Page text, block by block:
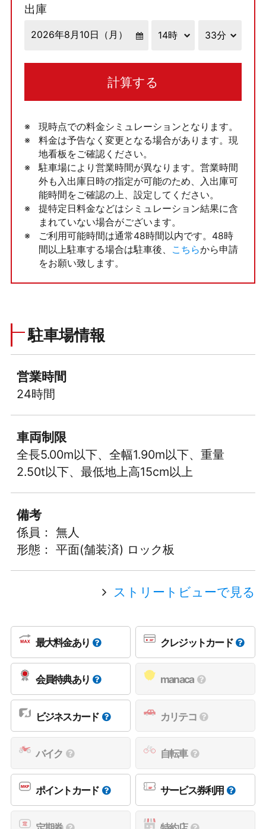
出庫
計算する
現時点での料金シミュレーションとなります。
料金は予告なく変更となる場合があります。現
地看板をご確認ください。
駐車場により営業時間が異なります。営業時間
外も入出庫日時の指定が可能のため、入出庫可
能時間をご確認の上、設定してください。
提特定日料金などはシミュレーション結果に含
まれていない場合がございます。
ご利用可能時間は通常48時間以内です。48時
間以上駐車する場合は駐車後、
こちらから申請
をお願い致します。
駐車場情報
営業時間
24時間
車両制限
全長5.00m以下、全幅1.90m以下、重量
2.50t以下、最低地上高15cm以上
備考
係員： 無人
形態： 平面(舗装済) ロック板
ストリートビューで見る
最大料金あり クレジットカード
会員特典あり manaca
ビジネスカード カリテコ
バイク 自転車
ポイントカード サービス券利用